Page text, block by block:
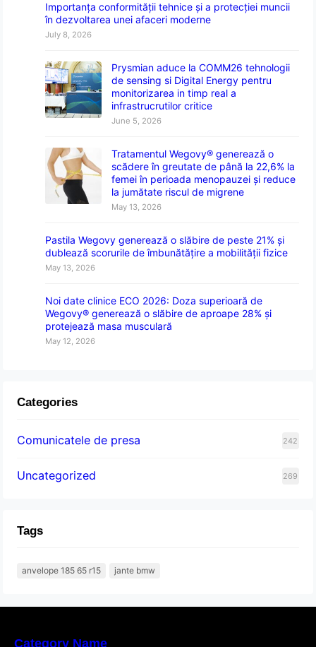
Importanța conformității tehnice și a protecției muncii
în dezvoltarea unei afaceri moderne
July 8, 2026
Prysmian aduce la COMM26 tehnologii
de sensing si Digital Energy pentru
monitorizarea in timp real a
infrastrucrutilor critice
June 5, 2026
Tratamentul Wegovy® generează o
scădere în greutate de până la 22,6% la
femei în perioada menopauzei și reduce
la jumătate riscul de migrene
May 13, 2026
Pastila Wegovy generează o slăbire de peste 21% și
dublează scorurile de îmbunătățire a mobilității fizice
May 13, 2026
Noi date clinice ECO 2026: Doza superioară de
Wegovy® generează o slăbire de aproape 28% și
protejează masa musculară
May 12, 2026
Categories
Comunicatele de presa 242
Uncategorized 269
Tags
anvelope 185 65 r15 jante bmw
Category Name